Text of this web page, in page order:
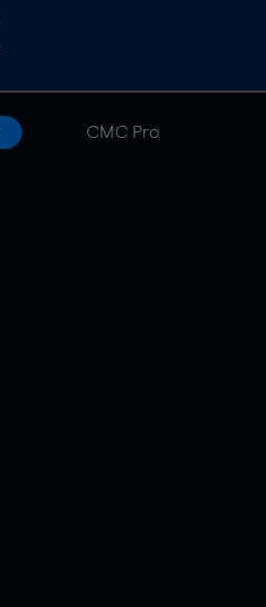
CMC Pro